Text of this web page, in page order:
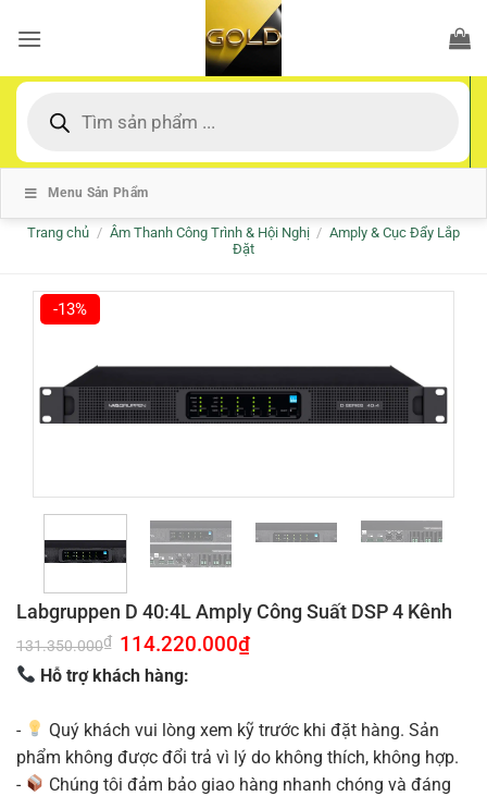
qua
dung
kiếm
Menu Sản Phẩm
Trang chủ / Âm Thanh Công Trình & Hội Nghị / Amply & Cục Đẩy Lắp
Đặt
-13%
Labgruppen D 40:4L Amply Công Suất DSP 4 Kênh
131.350.000₫ Giá
gốc
là:
131.350.000₫.
114.220.000₫Giá
Hỗ trợ khách hàng:
-
Quý khách vui lòng xem kỹ trước khi đặt hàng. Sản
phẩm không được đổi trả vì lý do không thích, không hợp.
-
Chúng tôi đảm bảo giao hàng nhanh chóng và đáng